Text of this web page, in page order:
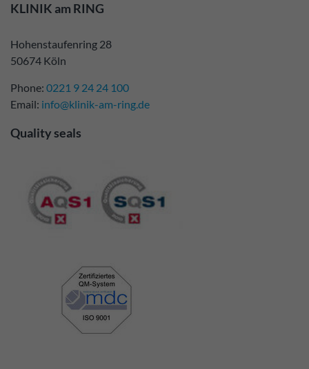
KLINIK am RING
Hohenstaufenring 28
50674 Köln
Phone: 0221 9 24 24 100
Email: info@klinik-am-ring.de
Quality seals